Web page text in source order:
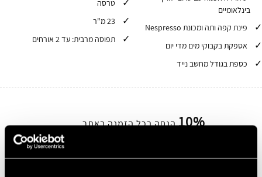
בינלאומיים
פינת קפה ותה ומכונת Nespresso
אספקת בקבוקי מים מדי יום
כספת בגודל מחשב נייד
טרסה
23 מ"ר
תפוסה מרבית: עד 2 אורחים
10%הנחה בכל הזמנה באתר
הירשמו בחינם ובקלות קבלו 10% הנחה על כל הזמנה